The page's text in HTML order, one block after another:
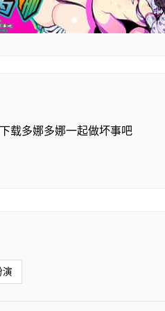
载多娜多娜一起做坏事吧
演